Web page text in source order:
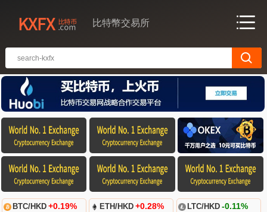
比特幣交易所
BTC/HKD +0.19% ETH/HKD +0.28% LTC/HKD -0.11%